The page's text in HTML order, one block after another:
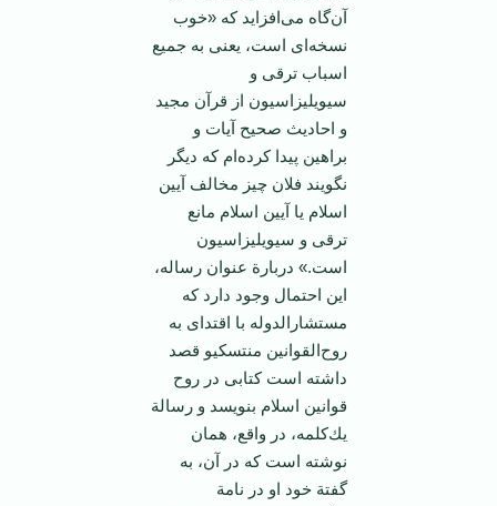
آن‌گاه‌ می‌افزاید كه‌ «خوب‌
نسخه‌ای‌ است‌، یعنی‌ به‌ جمیع‌
اسباب‌ ترقی‌ و
سیویلیزاسیون‌ از قرآن‌ مجید
و احادیث‌ صحیح‌ آیات‌ و
براهین‌ پیدا كرده‌ام‌ كه‌ دیگر
نگویند فلان‌ چیز مخالف ‌آیین‌
اسلام‌ یا آیین‌ اسلام‌ مانع‌
ترقی‌ و سیویلیزاسیون‌
است‌.» دربارة‌ عنوان ‌رساله‌،
این‌ احتمال‌ وجود دارد كه‌
مستشارالدوله‌ با اقتدای‌ به‌
روح‌القوانین‌ منتسكیو قصد
داشته‌ است‌ كتابی‌ در روح‌
قوانین‌ اسلام‌ بنویسد و رسالة‌
یك‌كلمه‌، در واقع‌، همان‌
نوشته‌ است‌ كه‌ در آن‌، به‌
گفتة‌ خود او در نامة‌